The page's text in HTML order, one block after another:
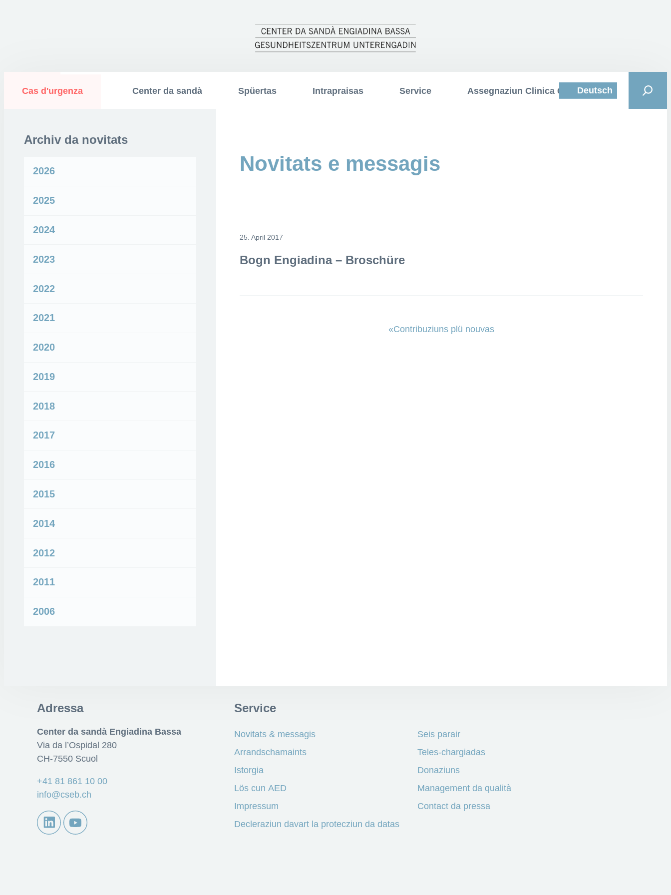
Cas d'urgenza Center da sandà Spüertas Intrapraisas Service Assegnaziun Clinica CurativaDeutsch
Novitats e messagis
25. April 2017
Bogn Engiadina – Broschüre
«Contribuziuns plü nouvas
Archiv da novitats
2026
2025
2024
2023
2022
2021
2020
2019
2018
2017
2016
2015
2014
2012
2011
2006
Adressa
Center da sandà Engiadina Bassa
Via da l’Ospidal 280
CH-7550 Scuol
+41 81 861 10 00
info@cseb.ch
Service
Novitats & messagis
Arrandschamaints
Istorgia
Lös cun AED
Impressum
Decleraziun davart la protecziun da datas
Seis parair
Teles-chargiadas
Donaziuns
Management da qualità
Contact da pressa